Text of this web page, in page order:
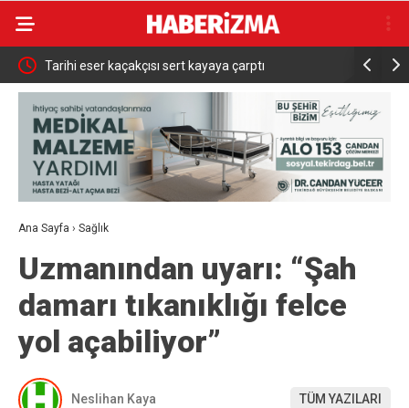
Erbay,
ister”
Tarihi eser kaçakçısı sert kayaya çarptı Bakan
açtı:
Ana Sayfa › Sağlık
Uzmanından uyarı: “Şah
damarı tıkanıklığı felce
yol açabiliyor”
Neslihan Kaya TÜM YAZILARI